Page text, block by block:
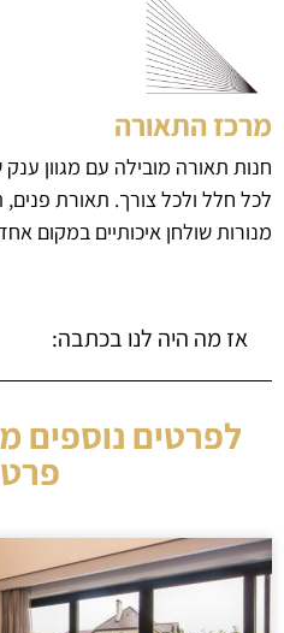
מרכז התאורה
חנות תאורה מובילה עם מגוון
לכל חלל ולכל צורך. תאורת פנים,
מנורות שולחן איכותיים במקום
אז מה היה לנו בכתבה:
לפרטים נוספים